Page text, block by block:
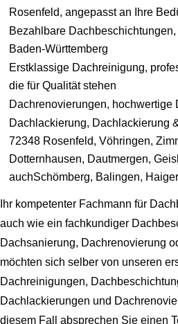
Rosenfeld, angepasst an Ihre
Bezahlbare
Baden-Württemberg
Erstklassige Dachreinigung,
die für Qualität stehen
Dachrenovierungen, hochwertige
Dachlackierung, Dachlackierung
72348 Rosenfeld, Vöhringen,
Dotternhausen, Dautmergen,
auchSchömberg, Balingen,
Ihr kompetenter Fachmann für
auch wie ein fachkundiger
Dachsanierung, Dachrenovierung
möchten sich selber von unseren
Dachreinigungen,
Dachlackierungen und
diesem Fall absprechen Sie einen